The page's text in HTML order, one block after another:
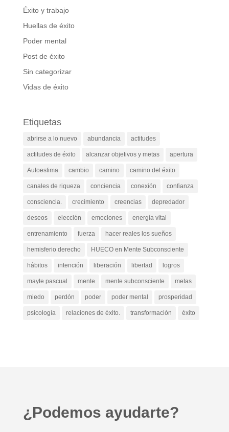
Éxito y trabajo
Huellas de éxito
Poder mental
Post de éxito
Sin categorizar
Vidas de éxito
Etiquetas
abrirse a lo nuevo abundancia actitudes
actitudes de éxito alcanzar objetivos y metas apertura
Autoestima cambio camino camino del éxito
canales de riqueza conciencia conexión confianza
consciencia. crecimiento creencias depredador
deseos elección emociones energía vital
entrenamiento fuerza hacer reales los sueños
hemisferio derecho HUECO en Mente Subconsciente
hábitos intención liberación libertad logros
mayte pascual mente mente subconsciente metas
miedo perdón poder poder mental prosperidad
psicología relaciones de éxito. transformación éxito
¿Podemos ayudarte?